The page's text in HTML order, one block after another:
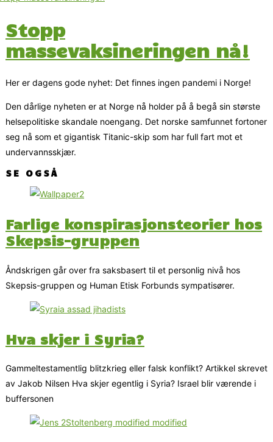
Stopp
massevaksineringen nå!
Her er dagens gode nyhet: Det finnes ingen pandemi i Norge!
Den dårlige nyheten er at Norge nå holder på å begå sin største
helsepolitiske skandale noengang. Det norske samfunnet fortoner
seg nå som et gigantisk Titanic-skip som har full fart mot et
undervannsskjær.
SE OGSÅ
Farlige konspirasjonsteorier hos
Skepsis-gruppen
Åndskrigen går over fra saksbasert til et personlig nivå hos
Skepsis-gruppen og Human Etisk Forbunds sympatisører.
Hva skjer i Syria?
Gammeltestamentlig blitzkrieg eller falsk konflikt? Artikkel skrevet
av Jakob Nilsen Hva skjer egentlig i Syria? Israel blir værende i
buffersonen